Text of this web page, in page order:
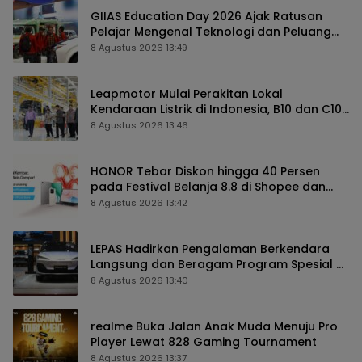
GIIAS Education Day 2026 Ajak Ratusan
Pelajar Mengenal Teknologi dan Peluang
Karier Industri Otomotif
8 Agustus 2026 13:49
Leapmotor Mulai Perakitan Lokal
Kendaraan Listrik di Indonesia, B10 dan C10
Jadi Model Perdana
8 Agustus 2026 13:46
HONOR Tebar Diskon hingga 40 Persen
pada Festival Belanja 8.8 di Shopee dan
TikTok Shop
8 Agustus 2026 13:42
LEPAS Hadirkan Pengalaman Berkendara
Langsung dan Beragam Program Spesial di
GIIAS 2026
8 Agustus 2026 13:40
realme Buka Jalan Anak Muda Menuju Pro
Player Lewat 828 Gaming Tournament
8 Agustus 2026 13:37